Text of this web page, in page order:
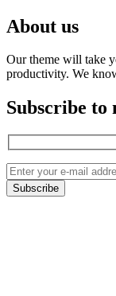
About us
Our theme will take
productivity. We
Subscribe to